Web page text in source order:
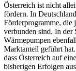
Österreich ist nicht
fördern. In
Förderprogramme, die
verbunden sind. In
Wärmepumpen
Marktanteil geführt
dass Österreich auf
bisherigen Erfolgen